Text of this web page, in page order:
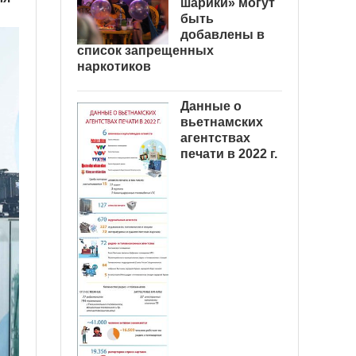
шарики» могут
быть
добавлены в
список запрещенных
наркотиков
Данные о
вьетнамских
агентствах
печати в 2022 г.